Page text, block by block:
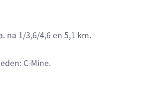
na 1/3,6/4,6 en 5,1 km.
C-Mine.